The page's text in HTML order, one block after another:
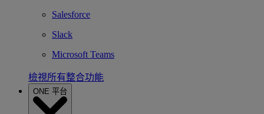
Salesforce
Slack
Microsoft Teams
檢視所有整合功能
ONE 平台